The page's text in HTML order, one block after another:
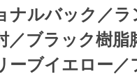
ナルバック／
／ブラック樹脂
ーブイエロー